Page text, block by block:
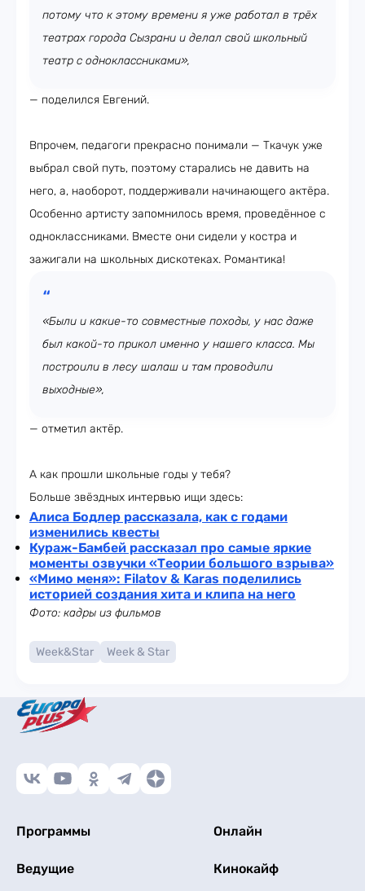
потому что к этому времени я уже работал в трёх
театрах города Сызрани и делал свой школьный
театр с одноклассниками»,
— поделился Евгений.
Впрочем, педагоги прекрасно понимали — Ткачук уже
выбрал свой путь, поэтому старались не давить на
него, а, наоборот, поддерживали начинающего актёра.
Особенно артисту запомнилось время, проведённое с
одноклассниками. Вместе они сидели у костра и
зажигали на школьных дискотеках. Романтика!
«Были и какие-то совместные походы, у нас даже
был какой-то прикол именно у нашего класса. Мы
построили в лесу шалаш и там проводили
выходные»,
— отметил актёр.
А как прошли школьные годы у тебя?
Больше звёздных интервью ищи здесь:
Алиса Бодлер рассказала, как с годами
изменились квесты
Кураж-Бамбей рассказал про самые яркие
моменты озвучки «Теории большого взрыва»
«Мимо меня»: Filatov & Karas поделились
историей создания хита и клипа на него
Фото: кадры из фильмов
Week&Star Week & Star
Программы Онлайн
Ведущие Кинокайф